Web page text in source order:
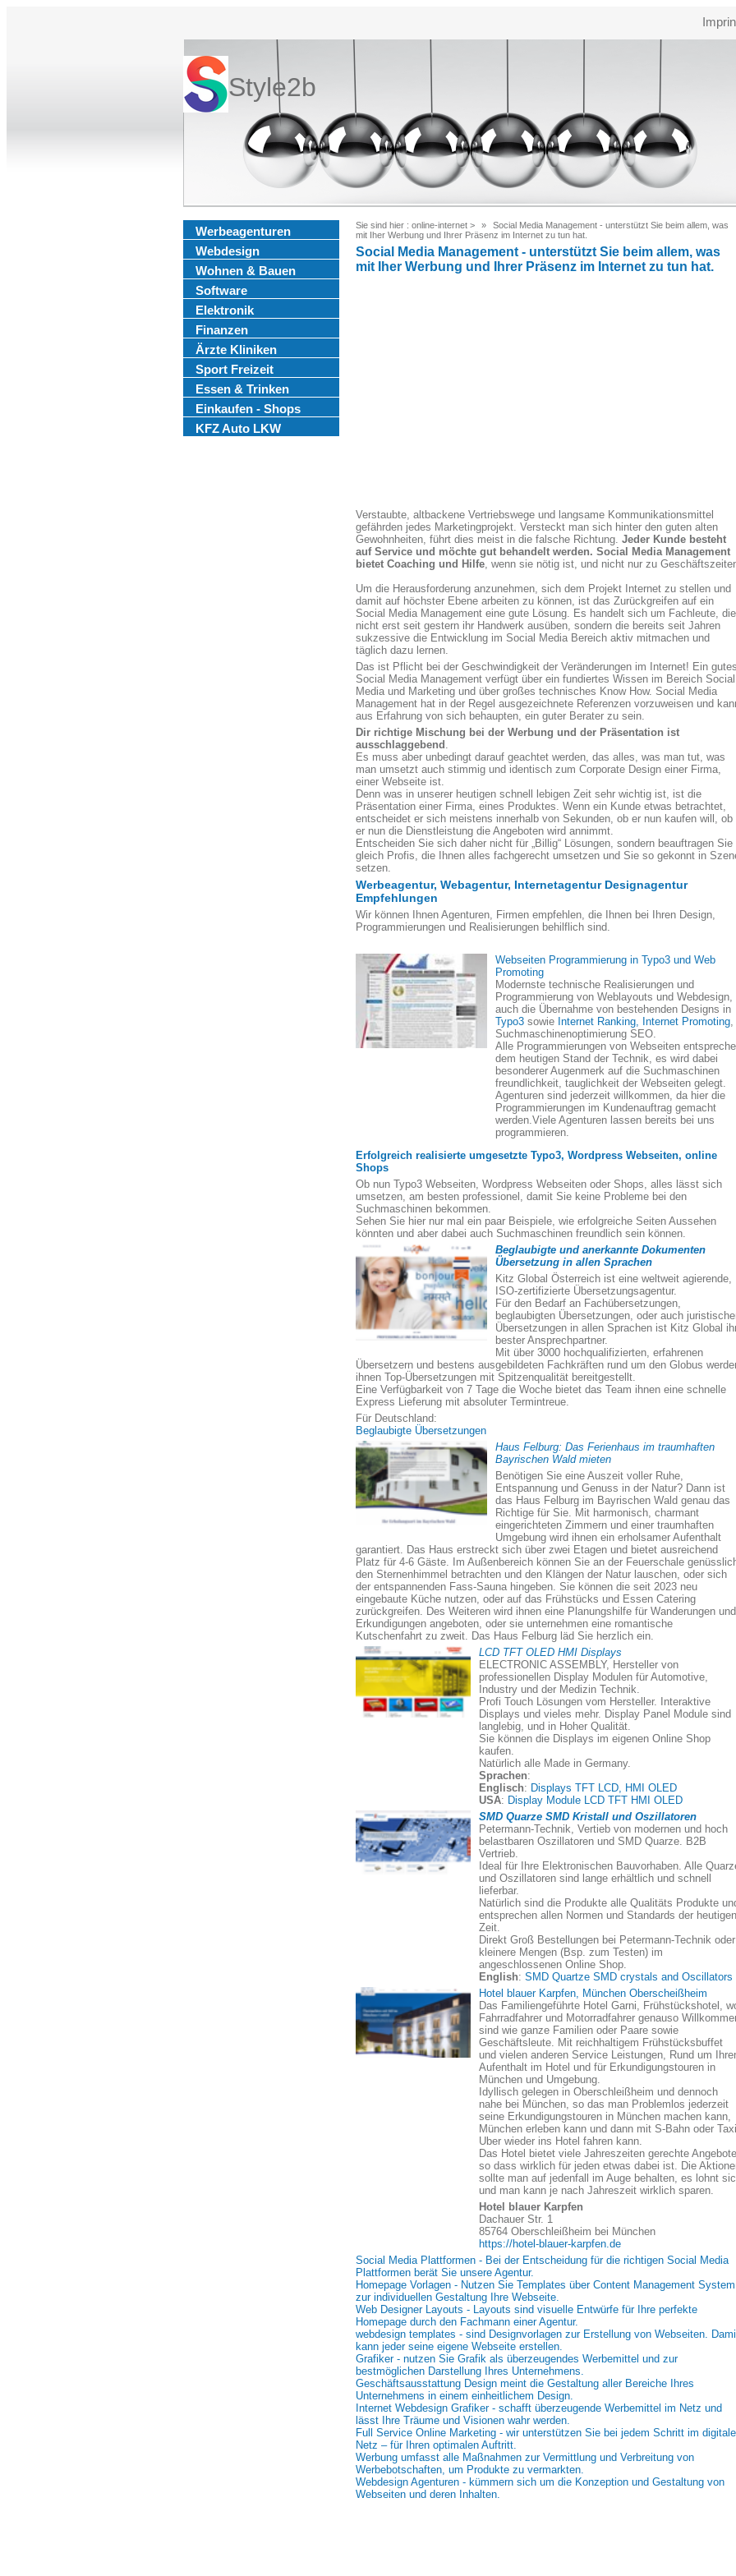
Style2b
Werbeagenturen
Webdesign
Wohnen & Bauen
Software
Elektronik
Finanzen
Ärzte Kliniken
Sport Freizeit
Essen & Trinken
Einkaufen - Shops
KFZ Auto LKW
Sie sind hier : online-internet >
Social Media Management - unterstützt Sie beim allem, was
mit Iher Werbung und Ihrer Präsenz im Internet zu tun hat.
Social Media Management - unterstützt Sie beim allem, was
mit Iher Werbung und Ihrer Präsenz im Internet zu tun hat.
Verstaubte, altbackene Vertriebswege und langsame Kommunikationsmittel
gefährden jedes Marketingprojekt. Versteckt man sich hinter den guten alten
Gewohnheiten, führt dies meist in die falsche Richtung. Jeder Kunde besteht
auf Service und möchte gut behandelt werden. Social Media Management
bietet Coaching und Hilfe, wenn sie nötig ist, und nicht nur zu
Um die Herausforderung anzunehmen, sich dem Projekt Internet zu stellen und
damit auf höchster Ebene arbeiten zu können, ist das Zurückgreifen auf ein
Social Media Management eine gute Lösung. Es handelt sich um Fachleute, die
nicht erst seit gestern ihr Handwerk ausüben, sondern die bereits seit Jahren
sukzessive die Entwicklung im Social Media Bereich aktiv mitmachen und
täglich dazu lernen.
Das ist Pflicht bei der Geschwindigkeit der Veränderungen im Internet! Ein
Social Media Management verfügt über ein fundiertes Wissen im Bereich Social
Media und Marketing und über großes technisches Know How. Social Media
Management hat in der Regel ausgezeichnete Referenzen vorzuweisen und
aus Erfahrung von sich behaupten, ein guter Berater zu sein.
Dir richtige Mischung bei der Werbung und der Präsentation ist
ausschlaggebend .
Es muss aber unbedingt darauf geachtet werden, das alles, was man tut, was
man umsetzt auch stimmig und identisch zum Corporate Design einer Firma,
einer Webseite ist.
Denn was in unserer heutigen schnell lebigen Zeit sehr wichtig ist, ist die
Präsentation einer Firma, eines Produktes. Wenn ein Kunde etwas betrachtet,
entscheidet er sich meistens innerhalb von Sekunden, ob er nun kaufen will, ob
er nun die Dienstleistung die Angeboten wird annimmt.
Entscheiden Sie sich daher nicht für „Billig“ Lösungen, sondern beauftragen Sie
gleich Profis, die Ihnen alles fachgerecht umsetzen und Sie so gekonnt in
setzen.
Werbeagentur, Webagentur, Internetagentur Designagentur
Empfehlungen
Wir können Ihnen Agenturen, Firmen empfehlen, die Ihnen bei Ihren Design,
Programmierungen und Realisierungen behilflich sind.
Webseiten Programmierung in Typo3 und Web
Promoting
Modernste technische Realisierungen und
Programmierung von Weblayouts und Webdesign,
auch die Übernahme von bestehenden Designs in
Typo3 sowie Internet Ranking, Internet Promoting,
Suchmaschinenoptimierung SEO.
Alle Programmierungen von Webseiten
dem heutigen Stand der Technik, es wird dabei
besonderer Augenmerk auf die Suchmaschinen
freundlichkeit, tauglichkeit der Webseiten gelegt.
Agenturen sind jederzeit willkommen, da hier die
Programmierungen im Kundenauftrag gemacht
werden.Viele Agenturen lassen bereits bei uns
programmieren.
Erfolgreich realisierte umgesetzte Typo3, Wordpress Webseiten, online
Shops
Ob nun Typo3 Webseiten, Wordpress Webseiten oder Shops, alles lässt sich
umsetzen, am besten professionel, damit Sie keine Probleme bei den
Suchmaschinen bekommen.
Sehen Sie hier nur mal ein paar Beispiele, wie erfolgreiche Seiten Aussehen
könnten und aber dabei auch Suchmaschinen freundlich sein können.
Beglaubigte und anerkannte Dokumenten
Übersetzung in allen Sprachen
Kitz Global Österreich ist eine weltweit agierende,
ISO-zertifizierte Übersetzungsagentur.
Für den Bedarf an Fachübersetzungen,
beglaubigten Übersetzungen, oder auch
Übersetzungen in allen Sprachen ist Kitz Global
bester Ansprechpartner.
Mit über 3000 hochqualifizierten, erfahrenen
Übersetzern und bestens ausgebildeten Fachkräften rund um den Globus
ihnen Top-Übersetzungen mit Spitzenqualität bereitgestellt.
Eine Verfügbarkeit von 7 Tage die Woche bietet das Team ihnen eine schnelle
Express Lieferung mit absoluter Termintreue.
Für Deutschland:
Beglaubigte Übersetzungen
Haus Felburg: Das Ferienhaus im traumhaften
Bayrischen Wald mieten
Benötigen Sie eine Auszeit voller Ruhe,
Entspannung und Genuss in der Natur? Dann ist
das Haus Felburg im Bayrischen Wald genau das
Richtige für Sie. Mit harmonisch, charmant
eingerichteten Zimmern und einer traumhaften
Umgebung wird ihnen ein erholsamer Aufenthalt
garantiert. Das Haus erstreckt sich über zwei Etagen und bietet ausreichend
Platz für 4-6 Gäste. Im Außenbereich können Sie an der Feuerschale
den Sternenhimmel betrachten und den Klängen der Natur lauschen, oder sich
der entspannenden Fass-Sauna hingeben. Sie können die seit 2023 neu
eingebaute Küche nutzen, oder auf das Frühstücks und Essen Catering
zurückgreifen. Des Weiteren wird ihnen eine Planungshilfe für Wanderungen und
Erkundigungen angeboten, oder sie unternehmen eine romantische
Kutschenfahrt zu zweit. Das Haus Felburg läd Sie herzlich ein.
LCD TFT OLED HMI Displays
ELECTRONIC ASSEMBLY, Hersteller von
professionellen Display Modulen für Automotive,
Industry und der Medizin Technik.
Profi Touch Lösungen vom Hersteller. Interaktive
Displays und vieles mehr. Display Panel Module sind
langlebig, und in Hoher Qualität.
Sie können die Displays im eigenen Online Shop
kaufen.
Natürlich alle Made in Germany.
Sprachen:
Englisch: Displays TFT LCD, HMI OLED
USA: Display Module LCD TFT HMI OLED
SMD Quarze SMD Kristall und Oszillatoren
Petermann-Technik, Vertieb von modernen und hoch
belastbaren Oszillatoren und SMD Quarze. B2B
Vertrieb.
Ideal für Ihre Elektronischen Bauvorhaben. Alle
und Oszillatoren sind lange erhältlich und schnell
lieferbar.
Natürlich sind die Produkte alle Qualitäts Produkte
entsprechen allen Normen und Standards der heutigen
Zeit.
Direkt Groß Bestellungen bei Petermann-Technik oder
kleinere Mengen (Bsp. zum Testen) im
angeschlossenen Online Shop.
English: SMD Quartze SMD crystals and Oscillators
Hotel blauer Karpfen, München Oberscheißheim
Das Familiengeführte Hotel Garni, Frühstückshotel,
Fahrradfahrer und Motorradfahrer genauso
sind wie ganze Familien oder Paare sowie
Geschäftsleute. Mit reichhaltigem Frühstücksbuffet
und vielen anderen Service Leistungen, Rund um
Aufenthalt im Hotel und für Erkundigungstouren in
München und Umgebung.
Idyllisch gelegen in Oberschleißheim und dennoch
nahe bei München, so das man Problemlos jederzeit
seine Erkundigungstouren in München machen kann,
München erleben kann und dann mit S-Bahn oder
Uber wieder ins Hotel fahren kann.
Das Hotel bietet viele Jahreszeiten gerechte
so dass wirklich für jeden etwas dabei ist. Die
sollte man auf jedenfall im Auge behalten, es lohnt
und man kann je nach Jahreszeit wirklich sparen.
Hotel blauer Karpfen
Dachauer Str. 1
85764 Oberschleißheim bei München
https://hotel-blauer-karpfen.de
Social Media Plattformen - Bei der Entscheidung für die richtigen Social Media
Plattformen berät Sie unsere Agentur.
Homepage Vorlagen - Nutzen Sie Templates über Content Management System
zur individuellen Gestaltung Ihre Webseite.
Web Designer Layouts - Layouts sind visuelle Entwürfe für Ihre perfekte
Homepage durch den Fachmann einer Agentur.
webdesign templates - sind Designvorlagen zur Erstellung von Webseiten.
kann jeder seine eigene Webseite erstellen.
Grafiker - nutzen Sie Grafik als überzeugendes Werbemittel und zur
bestmöglichen Darstellung Ihres Unternehmens.
Geschäftsausstattung Design meint die Gestaltung aller Bereiche Ihres
Unternehmens in einem einheitlichem Design.
Internet Webdesign Grafiker - schafft überzeugende Werbemittel im Netz und
lässt Ihre Träume und Visionen wahr werden.
Full Service Online Marketing - wir unterstützen Sie bei jedem Schritt im
Netz – für Ihren optimalen Auftritt.
Werbung umfasst alle Maßnahmen zur Vermittlung und Verbreitung von
Werbebotschaften, um Produkte zu vermarkten.
Webdesign Agenturen - kümmern sich um die Konzeption und Gestaltung von
Webseiten und deren Inhalten.